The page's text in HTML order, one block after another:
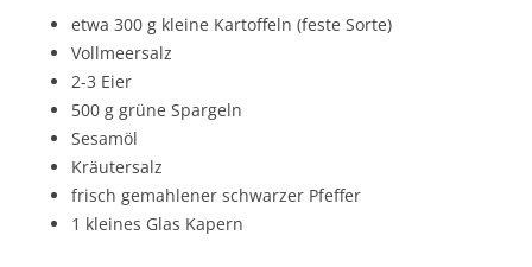
etwa 300 g kleine Kartoffeln (feste Sorte)
Vollmeersalz
2-3 Eier
500 g grüne Spargeln
Sesamöl
Kräutersalz
frisch gemahlener schwarzer Pfeffer
1 kleines Glas Kapern